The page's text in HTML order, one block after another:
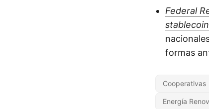
Federal
formas
Cooperativas
Energía